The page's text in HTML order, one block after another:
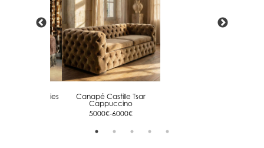
Seventies
Canapé Castille Tsar
Cappuccino
5000€-6000€